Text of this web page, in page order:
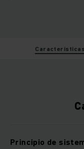
Características
Principio de